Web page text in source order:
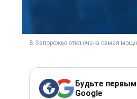
Будьте
Google